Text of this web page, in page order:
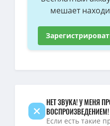
4K — Бессмертная
Бессмертная гвардия /
480p — Бессмертная
4K — Бессмертная
мешает
НЕТ ЗВУКА! У МЕНЯ
ВОСПРОИЗВЕДЕНИЕМ!
Если есть такие